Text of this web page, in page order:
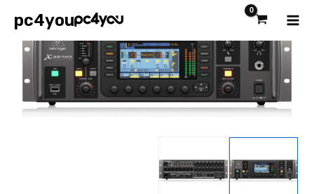
לתוכן
Main
Menu
pc4you
כמות
של
מיקסר
דיגיטאלי
40
ערוצים
(22
פיזיות)
להתקנה
בארון